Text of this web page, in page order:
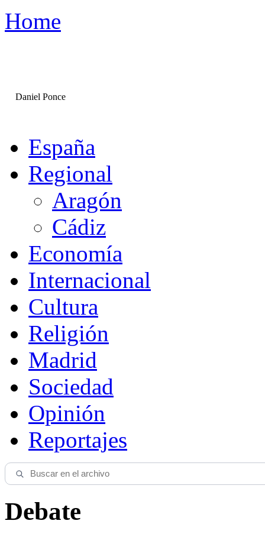
Home
Daniel Ponce
España
Regional
Aragón
Cádiz
Economía
Internacional
Cultura
Religión
Madrid
Sociedad
Opinión
Reportajes
Debate